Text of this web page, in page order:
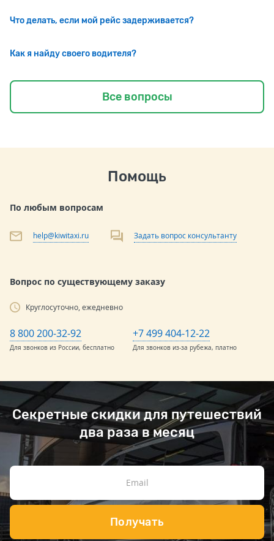
Что делать, если мой рейс задерживается?
Как я найду своего водителя?
Все вопросы
Помощь
По любым вопросам
help@kiwitaxi.ru Задать вопрос консультанту
Вопрос по существующему заказу
Круглосуточно, ежедневно
8 800 200-32-92
Для звонков из России, бесплатно
+7 499 404-12-22
Для звонков из-за рубежа, платно
Секретные скидки для путешествий
два раза в месяц
Получать